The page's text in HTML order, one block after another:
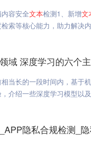
容安全文本检测1、新增文
索等核心能力，助力解决
域 深度学习的六个
当长的一段时间内，基于
介绍一些深度学习模型以
隐私合规检测_